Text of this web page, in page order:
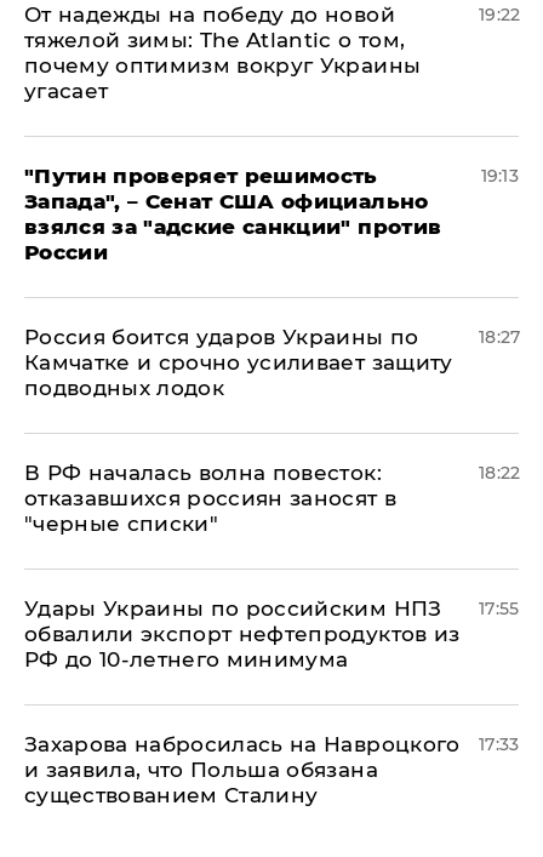
От надежды на победу до новой
тяжелой зимы: The Atlantic о том,
почему оптимизм вокруг Украины
угасает
19:22
"Путин проверяет решимость
Запада", – Сенат США официально
взялся за "адские санкции" против
России
19:13
Россия боится ударов Украины по
Камчатке и срочно усиливает защиту
подводных лодок
18:27
​В РФ началась волна повесток:
отказавшихся россиян заносят в
"черные списки"
18:22
Удары Украины по российским НПЗ
обвалили экспорт нефтепродуктов из
РФ до 10-летнего минимума
17:55
​Захарова набросилась на Навроцкого
и заявила, что Польша обязана
существованием Сталину
17:33